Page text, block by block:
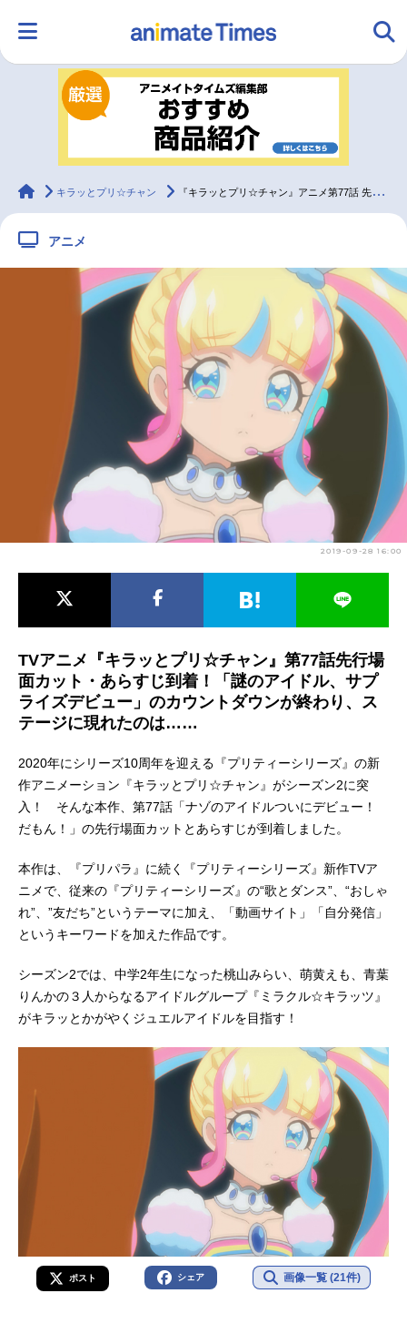
ランキング アニメ
ラジオ みんなの声
配信・Vtuber トレンド 無料マンガ
最新記事一覧
アニメ記事一覧 声優記事一覧
アニメ映画一覧 実写化映画一覧
今期アニメ曜日別一覧
春アニメ 夏アニメ
男性声優/女性声優一覧
animateTimes
キラッとプリ☆チャン 『キラッとプリ☆チャン』アニメ第77話 先行カット・あらすじ到着
アニメ
2019-09-28 16:00
TVアニメ『キラッとプリ☆チャン』第77話先行場
面カット・あらすじ到着！「謎のアイドル、サプ
ライズデビュー」のカウントダウンが終わり、ス
テージに現れたのは……
2020年にシリーズ10周年を迎える『プリティーシリーズ』の新
作アニメーション『キラッとプリ☆チャン』がシーズン2に突
入！ そんな本作、第77話「ナゾのアイドルついにデビュー！
だもん！」の先行場面カットとあらすじが到着しました。
本作は、『プリパラ』に続く『プリティーシリーズ』新作TVア
ニメで、従来の『プリティーシリーズ』の“歌とダンス”、“おしゃ
れ”、”友だち”というテーマに加え、「動画サイト」「自分発信」
というキーワードを加えた作品です。
シーズン2では、中学2年生になった桃山みらい、萌黄えも、青葉
りんかの３人からなるアイドルグループ『ミラクル☆キラッツ』
がキラッとかがやくジュエルアイドルを目指す！
ポスト シェア 画像一覧 (21件)